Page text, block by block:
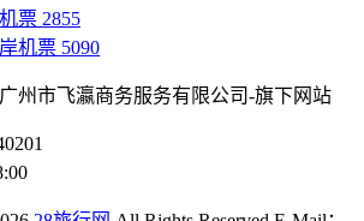
票 2855
机票 5090
广州市飞瀛商务服务有限公司-旗下网站